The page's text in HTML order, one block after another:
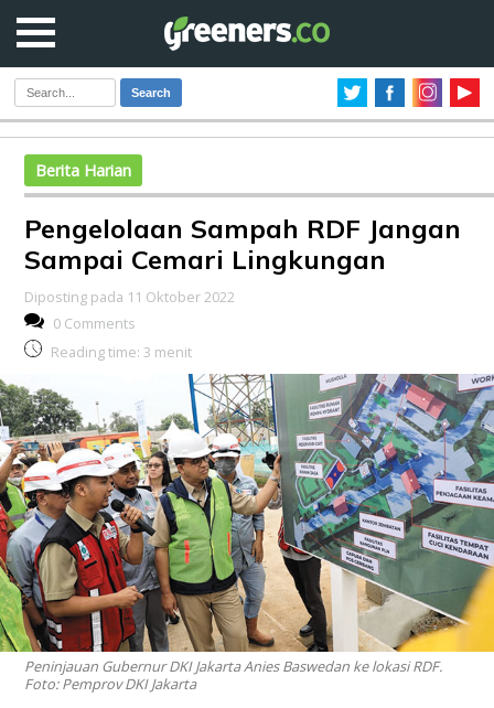
Search
Berita Harian
Pengelolaan Sampah RDF Jangan
Sampai Cemari Lingkungan
Diposting pada 11 Oktober 2022
0 Comments
Reading time: 3 menit
Peninjauan Gubernur DKI Jakarta Anies Baswedan ke lokasi RDF.
Foto: Pemprov DKI Jakarta